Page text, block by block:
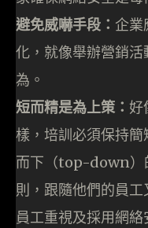
避免威嚇手段： 企業
化，就像舉辦營銷
為。
短而精是為上策： 好
樣，培訓必須保持
而下（top-down）
則，跟隨他們的員
員工重視及採用網